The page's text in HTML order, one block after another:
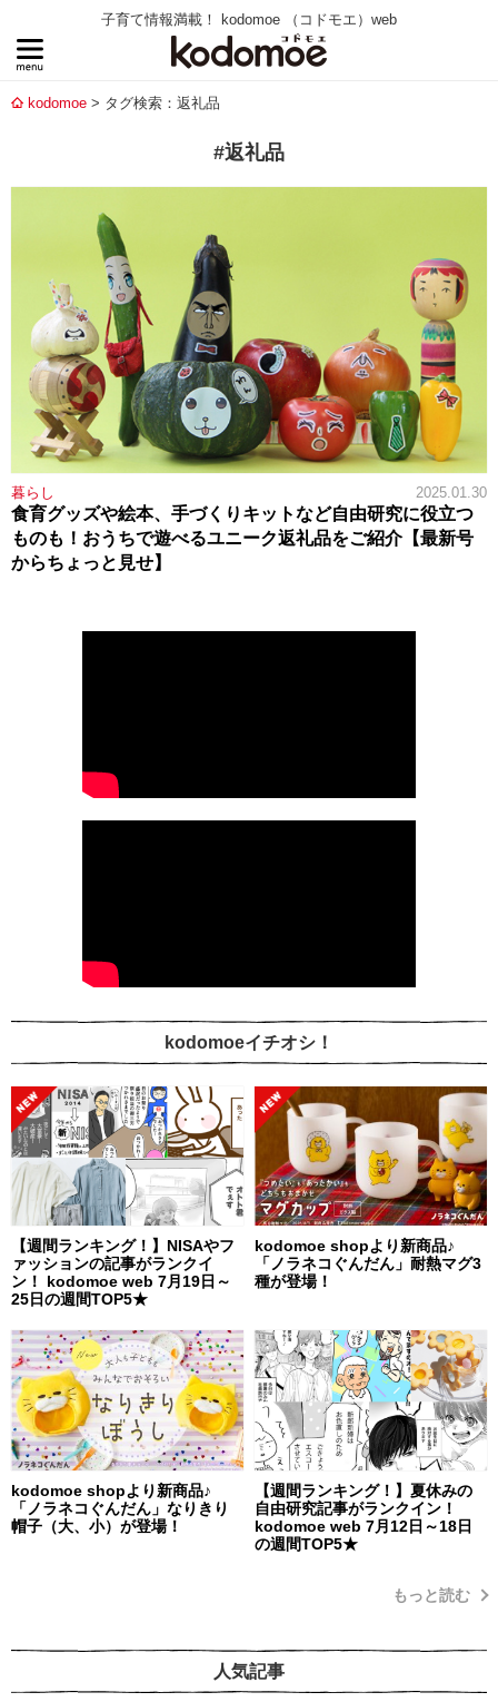
子育て情報満載！ kodomoe （コドモエ）web
kodomoe タグ検索：返礼品
#返礼品
暮らし 2025.01.30
食育グッズや絵本、手づくりキットなど自由研究に役立つ
ものも！おうちで遊べるユニーク返礼品をご紹介【最新号
からちょっと見せ】
kodomoeイチオシ！
【週間ランキング！】NISAやフ
ァッションの記事がランクイ
ン！ kodomoe web 7月19日～
25日の週間TOP5★
kodomoe shopより新商品♪
「ノラネコぐんだん」耐熱マグ3
種が登場！
kodomoe shopより新商品♪
「ノラネコぐんだん」なりきり
帽子（大、小）が登場！
【週間ランキング！】夏休みの
自由研究記事がランクイン！
kodomoe web 7月12日～18日
の週間TOP5★
もっと読む
人気記事